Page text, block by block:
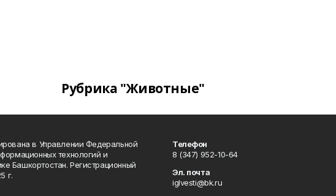
Рубрика "Животные"
в Управлении Федеральной
технологий и
Башкортостан. Регистрационный
г.
Телефон
8 (347) 952-10-64
Эл. почта
iglvesti@bk.ru